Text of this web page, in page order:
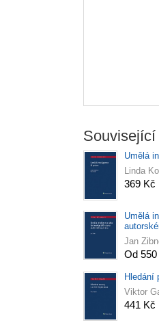
Související
Umělá
Linda
369 Kč
Umělá
Jan
Od 550
Hledání
Viktor
441 Kč